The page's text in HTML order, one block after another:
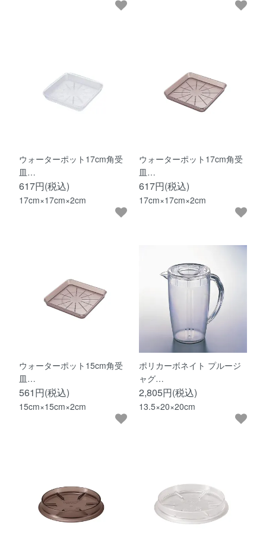
ウォーターポット17cm角受
皿…
617円(税込)
17cm×17cm×2cm
ウォーターポット17cm角受
皿…
617円(税込)
17cm×17cm×2cm
ウォーターポット15cm角受
皿…
561円(税込)
15cm×15cm×2cm
ポリカーボネイト プルージ
ャグ…
2,805円(税込)
13.5×20×20cm